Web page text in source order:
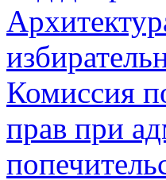
Комиссия
прав при